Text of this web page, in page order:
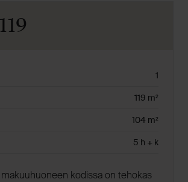
1
119 m²
104 m²
5 h + k
makuuhuoneen kodissa on tehokas